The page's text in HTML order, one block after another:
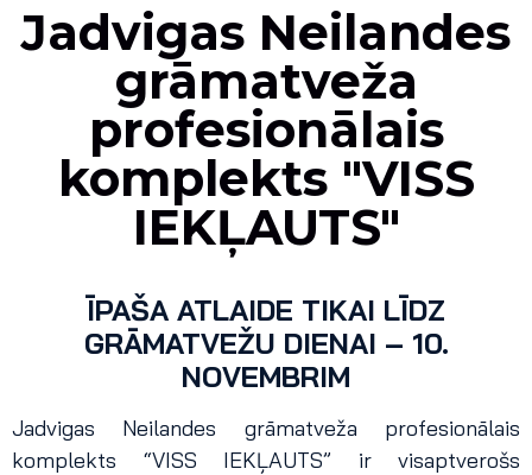
Jadvigas Neilandes
grāmatveža
profesionālais
komplekts "VISS
IEKĻAUTS"
ĪPAŠA ATLAIDE TIKAI LĪDZ
GRĀMATVEŽU DIENAI – 10.
NOVEMBRIM
Jadvigas Neilandes grāmatveža profesionālais
komplekts “VISS IEKĻAUTS” ir visaptverošs